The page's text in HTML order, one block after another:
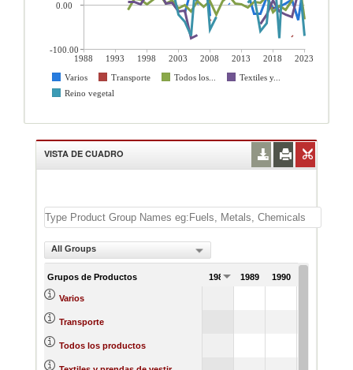
1988 1993 1998 2003 2008 2013 2018
2023
Varios
Transporte Todos los...
Textiles y...
Reino vegetal
0.00
-100.00
VISTA DE CUADRO
All Groups
Grupos de Productos 1988 1989 1990
Varios
Transporte
Todos los productos